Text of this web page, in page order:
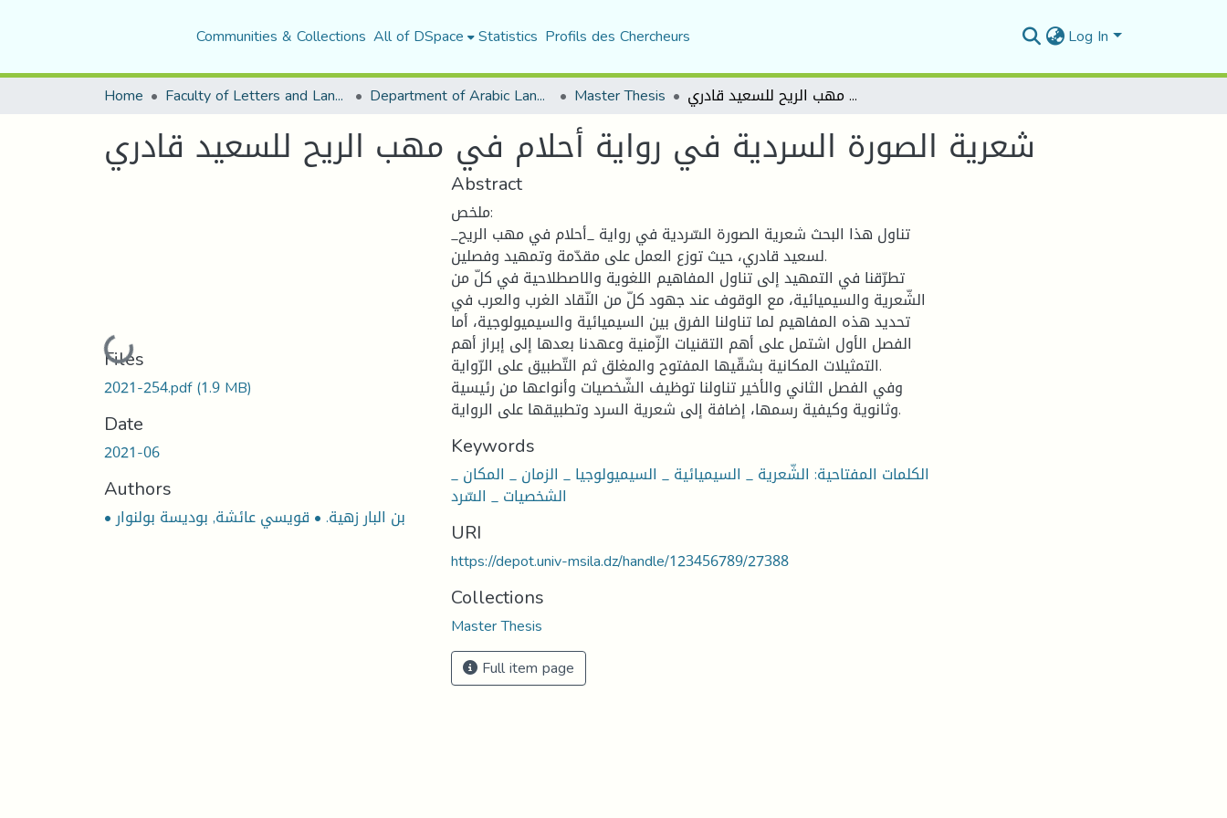
Communities & Collections All of DSpace Statistics Profils des Chercheurs Log In
Home Faculty of Letters and Languages Department of Arabic Language and Literature Master Thesis شعرية الصورة السردية في رواية أحلام في مهب الريح للسعيد قادري
شعرية الصورة السردية في رواية أحلام في مهب الريح للسعيد قادري
Loading...
Files
2021-254.pdf(1.9 MB)
Date
2021-06
Authors
• بن البار زهية. • قويسي عائشة, بوديسة بولنوار
Abstract
ملخص:
تناول هذا البحث شعرية الصورة السّردية في رواية _أحلام في مهب الريح_
لسعيد قادري، حيث توزع العمل على مقدّمة وتمهيد وفصلين.
تطرّقنا في التمهيد إلى تناول المفاهيم اللغوية والاصطلاحية في كلّ من
الشّعرية والسيميائية، مع الوقوف عند جهود كلّ من النّقاد الغرب والعرب في
تحديد هذه المفاهيم لما تناولنا الفرق بين السيميائية والسيميولوجية، أما
الفصل الأول اشتمل على أهم التقنيات الزّمنية وعهدنا بعدها إلى إبراز أهم
التمثيلات المكانية بشقّيها المفتوح والمغلق ثم التّطبيق على الرّواية.
وفي الفصل الثاني والأخير تناولنا توظيف الشّخصيات وأنواعها من رئيسية
وثانوية وكيفية رسمها، إضافة إلى شعرية السرد وتطبيقها على الرواية.
Keywords
الكلمات المفتاحية: الشّعرية _ السيميائية _ السيميولوجيا _ الزمان _ المكان _
الشخصيات _ السّرد
URI
https://depot.univ-msila.dz/handle/123456789/27388
Collections
Master Thesis
Full item page